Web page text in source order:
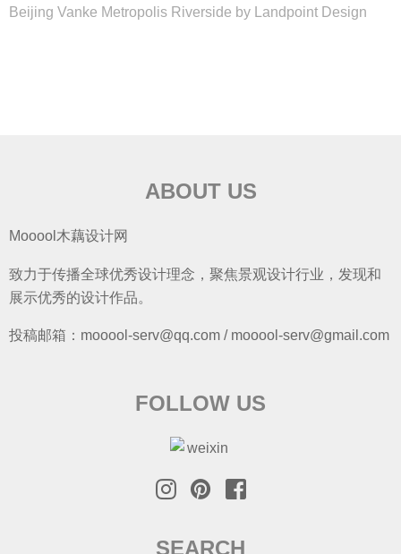
Beijing Vanke Metropolis Riverside by Landpoint Design
ABOUT US
Mooool木藕设计网
致力于传播全球优秀设计理念，聚焦景观设计行业，发现和
展示优秀的设计作品。
投稿邮箱：mooool-serv@qq.com / mooool-serv@gmail.com
FOLLOW US
SEARCH